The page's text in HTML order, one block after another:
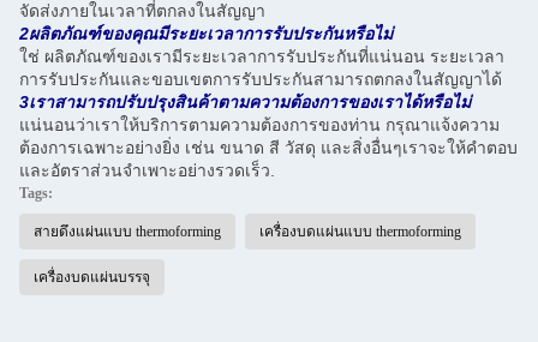
จัดส่งภายในเวลาที่ตกลงในสัญญา
2ผลิตภัณฑ์ของคุณมีระยะเวลาการรับประกันหรือไม่
ใช่ ผลิตภัณฑ์ของเรามีระยะเวลาการรับประกันที่แน่นอน ระยะเวลา
การรับประกันและขอบเขตการรับประกันสามารถตกลงในสัญญาได้
3เราสามารถปรับปรุงสินค้าตามความต้องการของเราได้หรือไม่
แน่นอนว่าเราให้บริการตามความต้องการของท่าน กรุณาแจ้งความ
ต้องการเฉพาะอย่างยิ่ง เช่น ขนาด สี วัสดุ และสิ่งอื่นๆเราจะให้คําตอบ
และอัตราส่วนจําเพาะอย่างรวดเร็ว.
Tags:
สายดึงแผ่นแบบ thermoforming เครื่องบดแผ่นแบบ thermoforming
เครื่องบดแผ่นบรรจุ